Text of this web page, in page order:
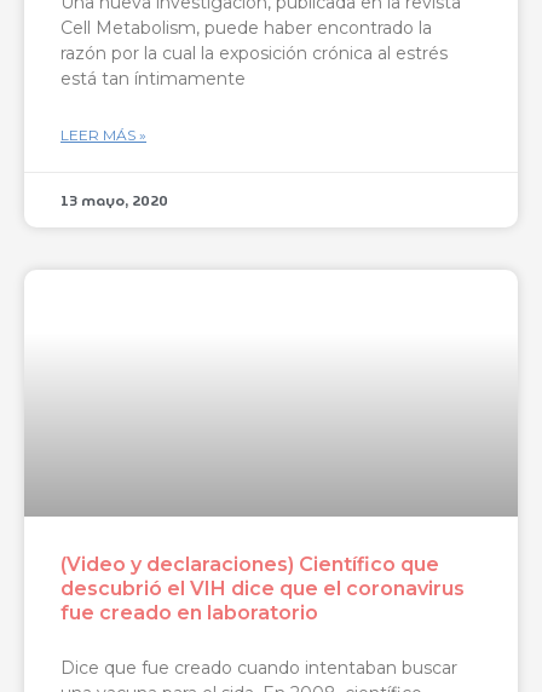
Cell Metabolism, puede haber encontrado la
razón por la cual la exposición crónica al estrés
está tan íntimamente
LEER MÁS »
13 mayo, 2020
(Video y declaraciones) Científico que
descubrió el VIH dice que el coronavirus
fue creado en laboratorio
Dice que fue creado cuando intentaban buscar